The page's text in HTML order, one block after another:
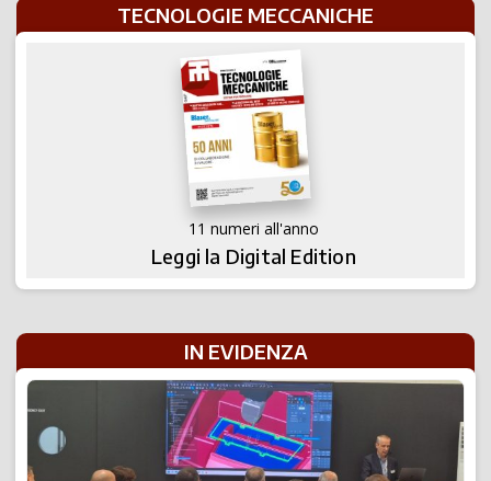
TECNOLOGIE MECCANICHE
11 numeri all'anno
Leggi la Digital Edition
IN EVIDENZA